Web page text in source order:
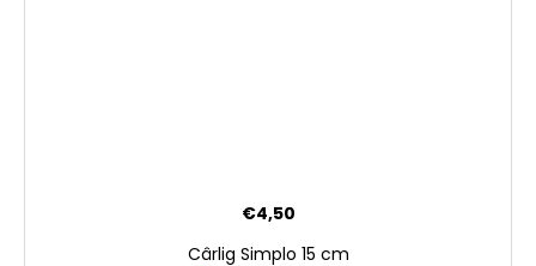
Cârlig Simplo 15 cm
€4,50